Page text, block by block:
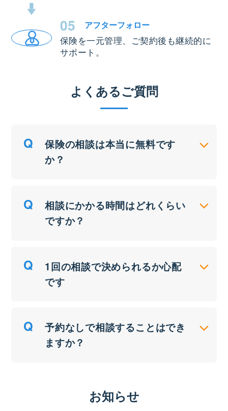
05 アフターフォロー
保険を一元管理、ご契約後も継続的に
サポート。
よくあるご質問
保険の相談は本当に無料です
か？
相談にかかる時間はどれくらい
ですか？
1回の相談で決められるか心配
です
予約なしで相談することはでき
ますか？
お知らせ